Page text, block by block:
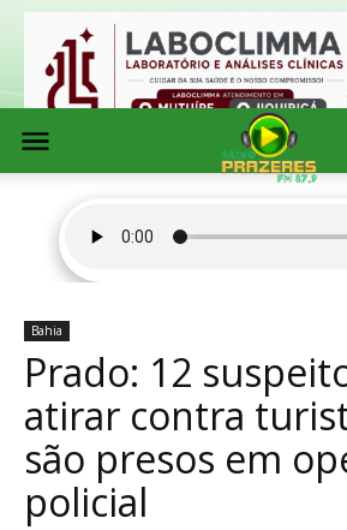
Bahia
Prado: 12
atirar contra
são presos em
policial